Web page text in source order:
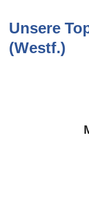
Unsere
(Westf.)